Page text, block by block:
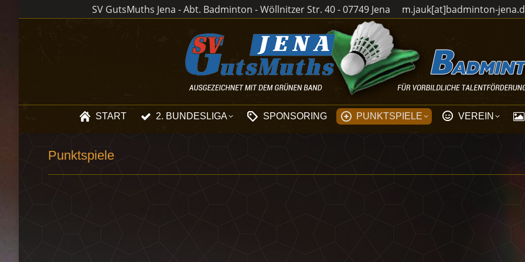
SV GutsMuths Jena - Abt. Badminton - Wöllnitzer Str. 40 - 07749 Jena m.jauk[at]badminton-
START 2. BUNDESLIGA SPONSORING PUNKTSPIELE VEREIN
Punktspiele